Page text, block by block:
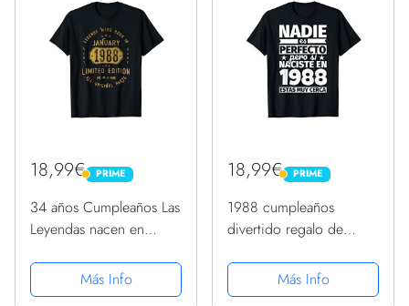
18,99€ PRIME
PRIME
34 años Cumpleaños Las
Leyendas nacen en
Más Info
18,99€ PRIME
PRIME
1988 cumpleaños
divertido regalo de
Más Info